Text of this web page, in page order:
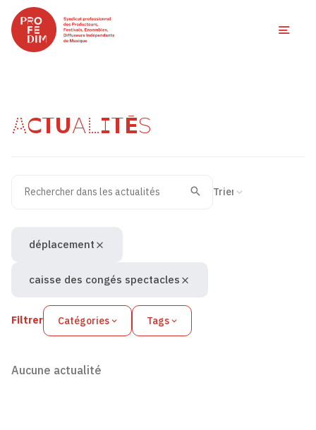
ACTUALITÉS
Recherche
Valider
Filtrer Catégories Tags
déplacement
caisse des congés spectacles
Aucune actualité